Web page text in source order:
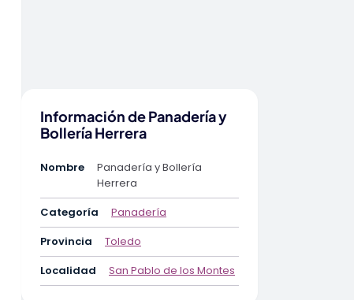
Información de Panadería y
Bollería Herrera
Nombre
Panadería y Bollería
Herrera
Categoría
Panadería
Provincia
Toledo
Localidad
San Pablo de los Montes